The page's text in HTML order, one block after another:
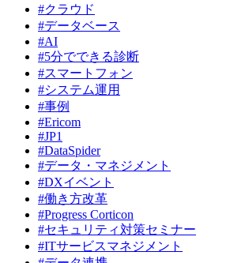
#クラウド
#データベース
#AI
#5分でできる診断
#スマートフォン
#システム運用
#事例
#Ericom
#JP1
#DataSpider
#データ・マネジメント
#DXイベント
#働き方改革
#Progress Corticon
#セキュリティ対策セミナー
#ITサービスマネジメント